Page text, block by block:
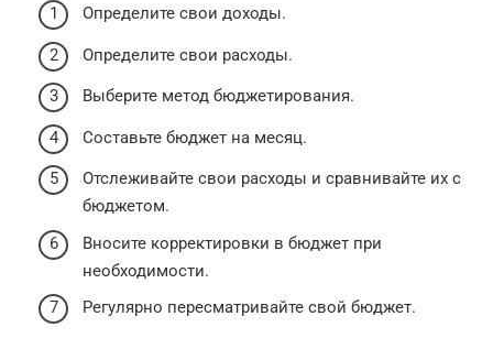
Определите свои доходы.
Определите свои расходы.
Выберите метод бюджетирования.
Составьте бюджет на месяц.
Отслеживайте свои расходы и сравнивайте их с
бюджетом.
Вносите корректировки в бюджет при
необходимости.
Регулярно пересматривайте свой бюджет.